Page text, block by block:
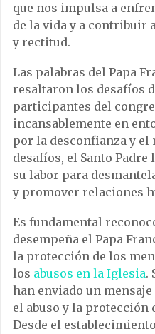
que nos impulsa a
de la vida y a contribuir
y rectitud.
Las palabras del Papa
resaltaron los desafíos
participantes del
incansablemente en
por la desconfianza y el
desafíos, el Santo
su labor para
y promover relaciones
Es fundamental
desempeña el Papa
la protección de los
los abusos en la Iglesia.
han enviado un
el abuso y la protección
Desde el